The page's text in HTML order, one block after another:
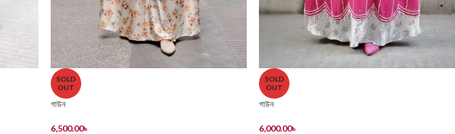
SOLD
OUT
গাউন
6,500.00৳
SOLD
OUT
গাউন
6,000.00৳